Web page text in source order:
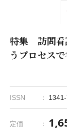
特集 訪問看
うプロセス
ISSN
定価